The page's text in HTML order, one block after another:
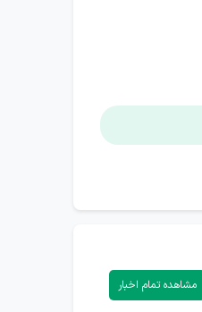
مشاهده تمام اخبار